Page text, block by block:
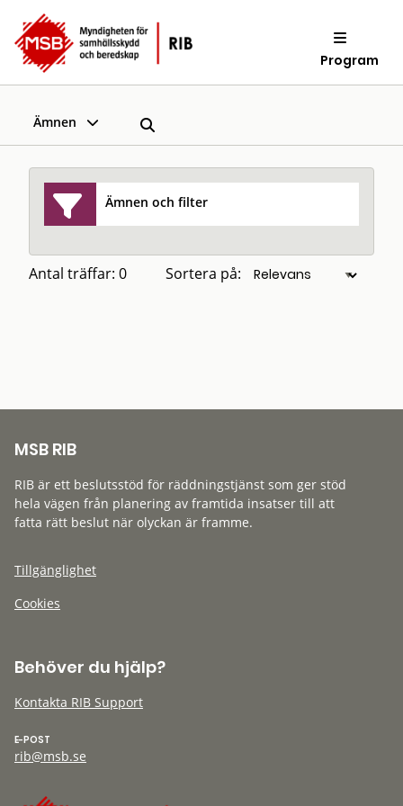
Program
Ämnen
Ämnen och filter
Antal träffar: 0 Sortera på:
MSB RIB
RIB är ett beslutsstöd för räddningstjänst som ger stöd
hela vägen från planering av framtida insatser till att
fatta rätt beslut när olyckan är framme.
Tillgänglighet
Cookies
Behöver du hjälp?
Kontakta RIB Support
E-POST
rib@msb.se